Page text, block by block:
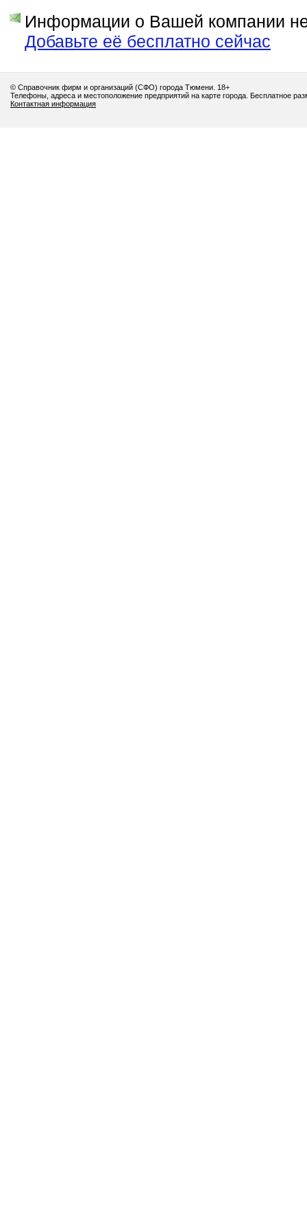
Информации о Вашей компании
Добавьте её бесплатно сейчас
© Справочник фирм и организаций (СФО) города Тюмени. 18+
Телефоны, адреса и местоположение предприятий на карте города. Бесплатное
Контактная информация